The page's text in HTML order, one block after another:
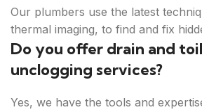
Our plumbers use the latest
thermal imaging, to find and fix
Do you offer drain and
unclogging services?
Yes, we have the tools and